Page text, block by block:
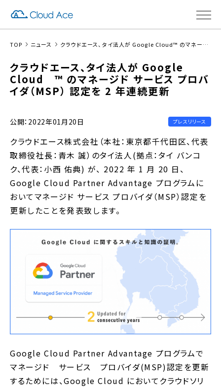
TOP ニュース クラウドエース、タイ法人が Google Cloud™ のマネージド サービス プロバイダ（MSP） 認定を 2 年連続更新
クラウドエース、タイ法人が Google
Cloud ™ のマネージド サービス プロバ
イダ（MSP） 認定を 2 年連続更新
公開：2022年01月20日 プレスリリース
クラウドエース株式会社（本社：東京都千代田区、代表
取締役社長：青木 誠）のタイ法人(拠点：タイ バンコ
ク、代表：小西 佑典) が、 2022 年 1 月 20 日、
Google Cloud Partner Advantage プログラムに
おいてマネージド サービス プロバイダ（MSP）認定を
更新したことを発表致します。
Google Cloud Partner Advantage プログラムで
マネージド サービス プロバイダ(MSP)認定を更新
するためには、Google Cloud においてクラウドソリ